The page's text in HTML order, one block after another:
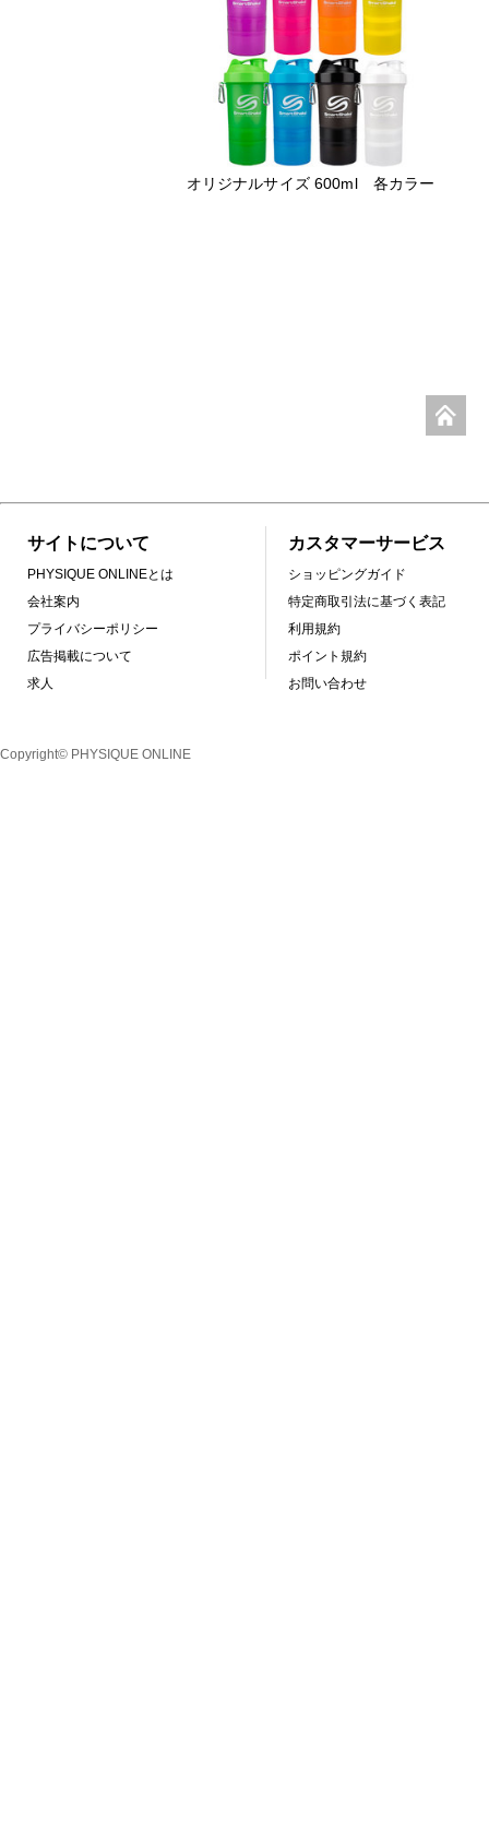
オリジナルサイズ 600ml 各カラー
サイトについて
PHYSIQUE ONLINEとは
会社案内
プライバシーポリシー
広告掲載について
求人
カスタマーサービス
ショッピングガイド
特定商取引法に基づく表記
利用規約
ポイント規約
お問い合わせ
Copyright© PHYSIQUE ONLINE